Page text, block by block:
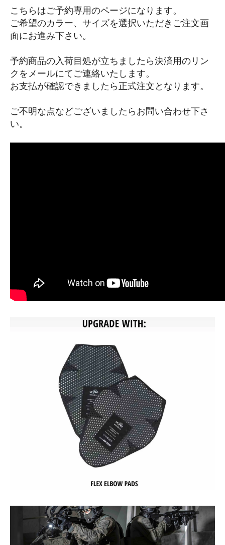
こちらはご予約専用のページになります。
ご希望のカラー、サイズを選択いただきご注文画
面にお進み下さい。
予約商品の入荷目処が立ちましたら決済用のリン
クをメールにてご連絡いたします。
お支払が確認できましたら正式注文となります。
ご不明な点などございましたらお問い合わせ下さ
い。